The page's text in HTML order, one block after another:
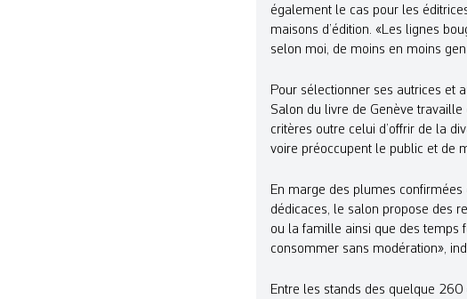
également le cas pour les
maisons d’édition. «Les lignes
selon moi, de moins en moins
Pour sélectionner ses autrices et
Salon du livre de Genève travaille
critères outre celui d’offrir de la
voire préoccupent le public et de
En marge des plumes
dédicaces, le salon propose des
ou la famille ainsi que des temps
consommer sans modération»,
Entre les stands des quelque